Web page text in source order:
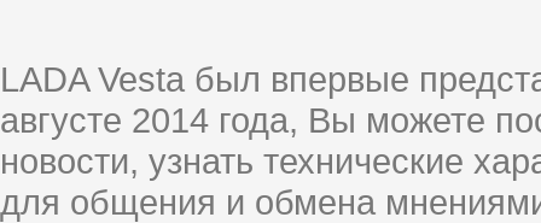
LADA Vesta был впервые
августе 2014 года, Вы можете
новости, узнать технические
для общения и обмена